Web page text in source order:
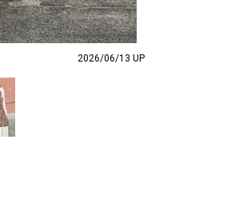
2026/06/13 UP